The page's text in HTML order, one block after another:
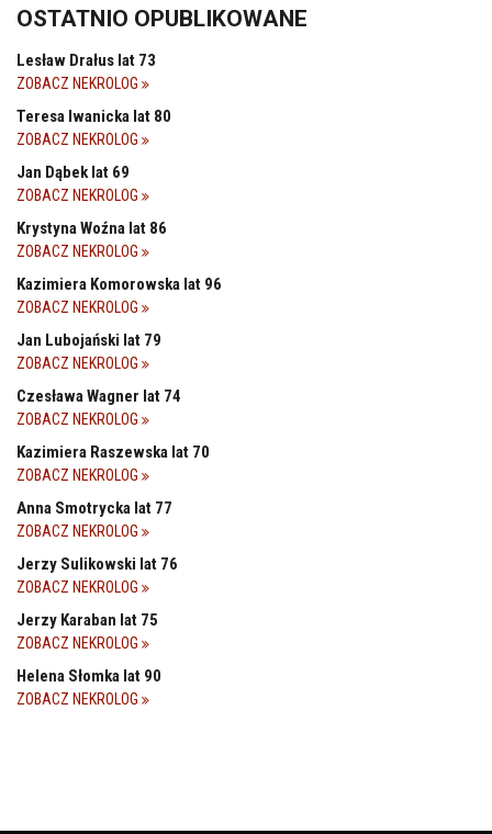
OSTATNIO OPUBLIKOWANE
Lesław Drałus lat 73
ZOBACZ NEKROLOG
Teresa Iwanicka lat 80
ZOBACZ NEKROLOG
Jan Dąbek lat 69
ZOBACZ NEKROLOG
Krystyna Woźna lat 86
ZOBACZ NEKROLOG
Kazimiera Komorowska lat 96
ZOBACZ NEKROLOG
Jan Lubojański lat 79
ZOBACZ NEKROLOG
Czesława Wagner lat 74
ZOBACZ NEKROLOG
Kazimiera Raszewska lat 70
ZOBACZ NEKROLOG
Anna Smotrycka lat 77
ZOBACZ NEKROLOG
Jerzy Sulikowski lat 76
ZOBACZ NEKROLOG
Jerzy Karaban lat 75
ZOBACZ NEKROLOG
Helena Słomka lat 90
ZOBACZ NEKROLOG